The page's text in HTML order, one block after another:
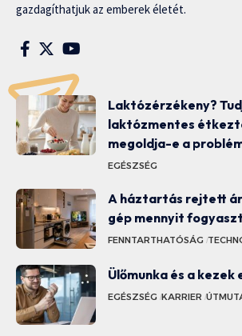
gazdagíthatjuk az emberek életét.
Laktózérzékeny?
laktózmentes
megoldja-e a
EGÉSZSÉG
A háztartás rejtett
gép mennyit
FENNTARTHATÓSÁG
Ülőmunka és a kezek
EGÉSZSÉG KARRIER